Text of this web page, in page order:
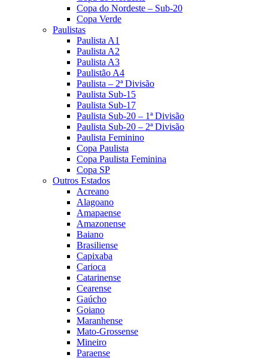
Copa do Nordeste – Sub-20
Copa Verde
Paulistas
Paulista A1
Paulista A2
Paulista A3
Paulistão A4
Paulista – 2ª Divisão
Paulista Sub-15
Paulista Sub-17
Paulista Sub-20 – 1ª Divisão
Paulista Sub-20 – 2ª Divisão
Paulista Feminino
Copa Paulista
Copa Paulista Feminina
Copa SP
Outros Estados
Acreano
Alagoano
Amapaense
Amazonense
Baiano
Brasiliense
Capixaba
Carioca
Catarinense
Cearense
Gaúcho
Goiano
Maranhense
Mato-Grossense
Mineiro
Paraense